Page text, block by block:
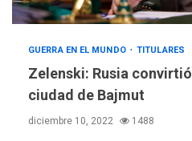
GUERRA EN EL MUNDO TITULARES
Zelenski: Rusia
ciudad de Bajmut
diciembre 10, 2022 1488
3
ÚLTIMA
Hutíes